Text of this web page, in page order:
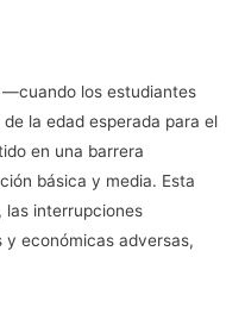
—cuando los estudiantes
la edad esperada para el
en una barrera
básica y media. Esta
las interrupciones
económicas adversas,